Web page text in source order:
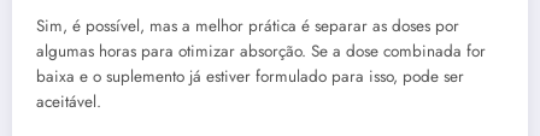
Sim, é possível, mas a melhor prática é separar as doses por
algumas horas para otimizar absorção. Se a dose combinada for
baixa e o suplemento já estiver formulado para isso, pode ser
aceitável.